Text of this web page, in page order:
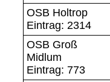
OSB Holtrop
Eintrag: 2314
OSB Groß
Midlum
Eintrag: 773